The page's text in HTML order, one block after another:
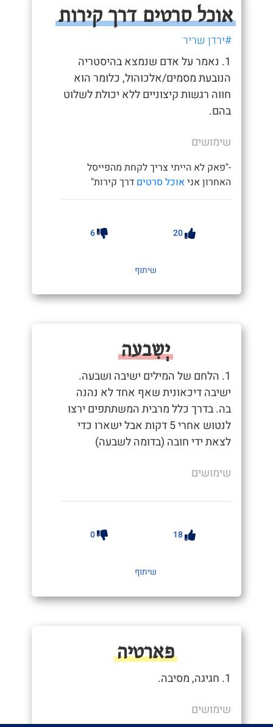
אוכל סרטים דרך קירות
#ירדן שריר
1. נאמר על אדם שנמצא בהיסטריה
הנובעת מסמים/אלכוהול, כלומר הוא
חווה רגשות קיצוניים ללא יכולת לשלוט
בהם.
שימושים
-"פאק לא הייתי צריך לקחת מהפייסל
האחרון אניאוכל סרטים דרך קירות"
20
6
שיתוף
יְשִבעה
1. הלחם של המילים ישיבה ושבעה.
ישיבה דיכאונית שאף אחד לא נהנה
בה. בדרך כלל מרבית המשתתפים ירצו
לנטוש אחרי 5 דקות אבל ישארו כדי
לצאת ידי חובה (בדומה לשבעה)
שימושים
18
0
שיתוף
פארטיה
1. חגיגה, מסיבה.
שימושים